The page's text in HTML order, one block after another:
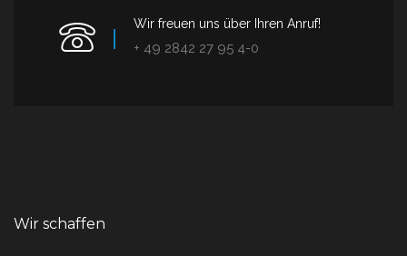
Wir freuen uns über Ihren Anruf!
+ 49 2842 27 95 4-0
Wir schaffen